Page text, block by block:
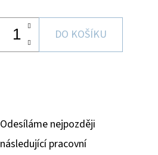
DO KOŠÍKU
Odesíláme nejpozději
následující pracovní